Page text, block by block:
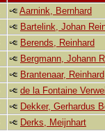
Aarnink, Bernhard
Bartelink, Johan
Berends, Reinhard
Bergmann, Johann
Brantenaar, Reinhard
de la Fontaine
Dekker, Gerhardus
Derks, Meijnhart